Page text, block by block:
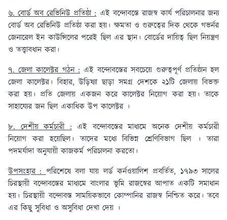
৬. বোর্ড অব রেভিনিউ প্রতিষ্ঠা :এই বন্দোবস্তে রাজস্ব কার্য পরিচালনার জন্য
বোর্ড অব রেভিনিউ প্রতিষ্ঠা করা হয়। ক্ষমতা ও গুরুত্বের দিক থেকে গভর্নর
জেনারেল ইন কাউন্সিলের পরেই ছিল এর স্থান। বোর্ডের দায়িত্ব ছিল নিয়ন্ত্রণ
ও তত্ত্বাবধান করা।
৭. জেলা কালেক্টর গঠন :এই বন্দোবস্তের সবচেয়ে গুরুত্বপূর্ণ প্রতিষ্ঠান হল
জেলা কালেক্টর। বিহার, উড়িষ্যা ছাড়া সমগ্র দেশকে ২১টি জেলায় বিভক্ত
করা হয়। প্রতি জেলায় একজন করে কালেক্টর নিয়োগ করা হয়। তাকে
সাহায্যের জন ছিল একাধিক উপ কালেক্টর ।
৮. দেশীয় কর্মচারী :এই বন্দোবস্তের মাধ্যমে অনেক দেশীয় কর্মচারী
নিয়োগ করা হয়েছিল। তাদের মধ্যে বিভিন্ন শ্রেণিবিভাগ ছিল । তারা
পদমর্যাদা অনুযায়ী কাজকর্ম পরিচালনা করতো।
উপসংহার :পরিশেষে বলা যায় লর্ড কর্নওয়ালিশ প্রবর্তিত, ১৭৯৩ সালের
চিরস্থায়ী বন্দোবস্তের মাধ্যমে বাংলার ভূমি রাজস্বের আপাত একটি সমাধান
হয়। চিরস্থায়ী বন্দোবস্ত সাময়িকভাবে কোম্পানির রাজস্ব নিশ্চিত করে। তবে
এর কিছু সুবিধা ও অসুবিধা দেখা দেয় ।